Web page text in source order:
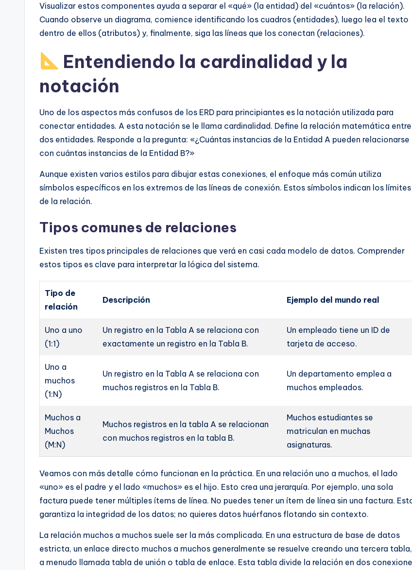
Visualizar estos componentes ayuda a separar el «qué» (la entidad) del «cuántos» (la relación).
Cuando observe un diagrama, comience identificando los cuadros (entidades), luego lea el texto
dentro de ellos (atributos) y, finalmente, siga las líneas que los conectan (relaciones).
Entendiendo la cardinalidad y la
notación
Uno de los aspectos más confusos de los ERD para principiantes es la notación utilizada para
conectar entidades. A esta notación se le llama cardinalidad. Define la relación matemática entre
dos entidades. Responde a la pregunta: «¿Cuántas instancias de la Entidad A pueden relacionarse
con cuántas instancias de la Entidad B?»
Aunque existen varios estilos para dibujar estas conexiones, el enfoque más común utiliza
símbolos específicos en los extremos de las líneas de conexión. Estos símbolos indican los límites
de la relación.
Tipos comunes de relaciones
Existen tres tipos principales de relaciones que verá en casi cada modelo de datos. Comprender
estos tipos es clave para interpretar la lógica del sistema.
Tipo de
relación
Descripción Ejemplo del mundo real
Uno a uno
(1:1)
Un registro en la Tabla A se relaciona con
exactamente un registro en la Tabla B.
Un empleado tiene un ID de
tarjeta de acceso.
Uno a
muchos
(1:N)
Un registro en la Tabla A se relaciona con
muchos registros en la Tabla B.
Un departamento emplea a
muchos empleados.
Muchos a
Muchos
(M:N)
Muchos registros en la tabla A se relacionan
con muchos registros en la tabla B.
Muchos estudiantes se
matriculan en muchas
asignaturas.
Veamos con más detalle cómo funcionan en la práctica. En una relación uno a muchos, el lado
«uno» es el padre y el lado «muchos» es el hijo. Esto crea una jerarquía. Por ejemplo, una sola
factura puede tener múltiples ítems de línea. No puedes tener un ítem de línea sin una factura.
garantiza la integridad de los datos; no quieres datos huérfanos flotando sin contexto.
La relación muchos a muchos suele ser la más complicada. En una estructura de base de datos
estricta, un enlace directo muchos a muchos generalmente se resuelve creando una tercera tabla,
a menudo llamada tabla de unión o tabla de enlace. Esta tabla divide la relación en dos